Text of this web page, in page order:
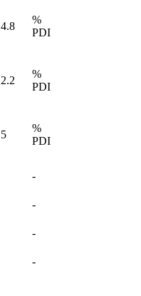
4.8
%
PDI
2.2
%
PDI
5
%
PDI
-
-
-
-